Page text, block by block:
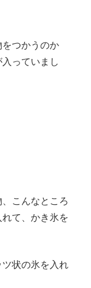
つかうのか
っていまし
こんなところ
て、かき氷を
状の氷を入れ